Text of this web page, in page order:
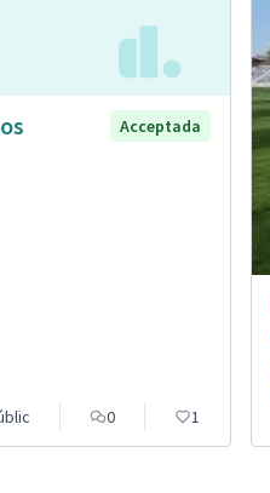
Acceptada
0 1